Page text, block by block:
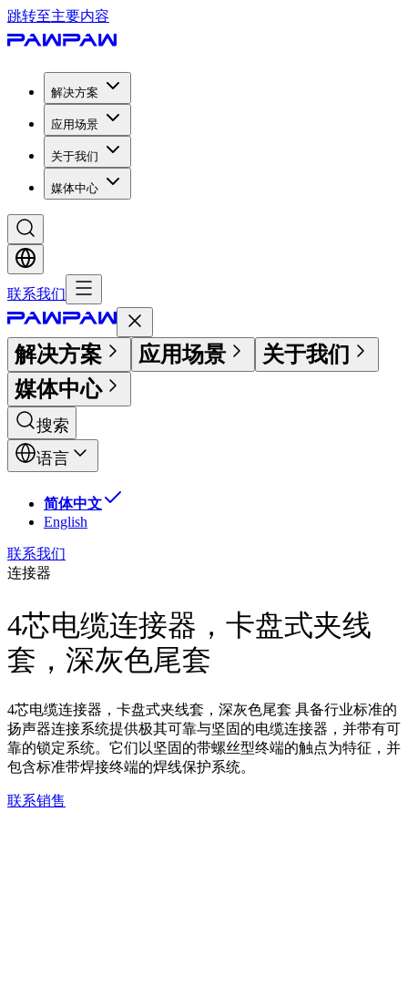
跳转至主要内容
解决方案
应用场景
关于我们
媒体中心
联系我们
解决方案 应用场景
关于我们
媒体中心
搜索
语言
简体中文
English
联系我们
连接器
4芯电缆连接器，卡盘式夹线
套，深灰色尾套
4芯电缆连接器，卡盘式夹线套，深灰色尾套 具备行业标准的
扬声器连接系统提供极其可靠与坚固的电缆连接器，并带有可
靠的锁定系统。它们以坚固的带螺丝型终端的触点为特征，并
包含标准带焊接终端的焊线保护系统。
联系销售